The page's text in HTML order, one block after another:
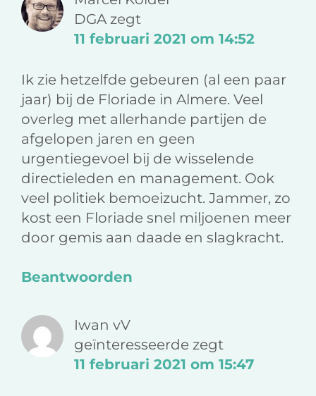
DGA zegt
11 februari 2021 om 14:52
Ik zie hetzelfde gebeuren (al een paar
jaar) bij de Floriade in Almere. Veel
overleg met allerhande partijen de
afgelopen jaren en geen
urgentiegevoel bij de wisselende
directieleden en management. Ook
veel politiek bemoeizucht. Jammer, zo
kost een Floriade snel miljoenen meer
door gemis aan daade en slagkracht.
Beantwoorden
Iwan vV
geïnteresseerde zegt
11 februari 2021 om 15:47